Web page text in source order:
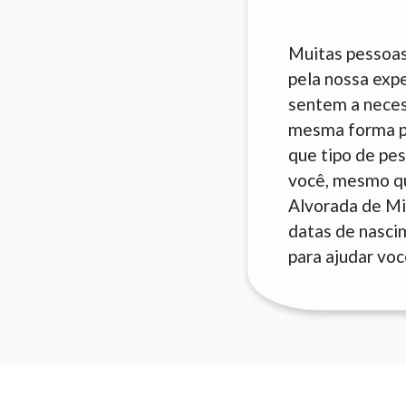
Muitas
pela nossa
sentem a
mesma forma
que tipo de
você, mesmo
Alvorada de
datas de
para ajudar